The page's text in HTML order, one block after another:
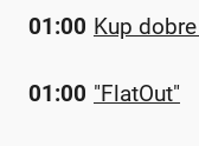
01:00 Kup
01:00 "FlatOut"